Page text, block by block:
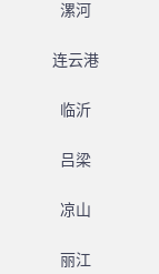
漯河
连云港
临沂
吕梁
凉山
丽江